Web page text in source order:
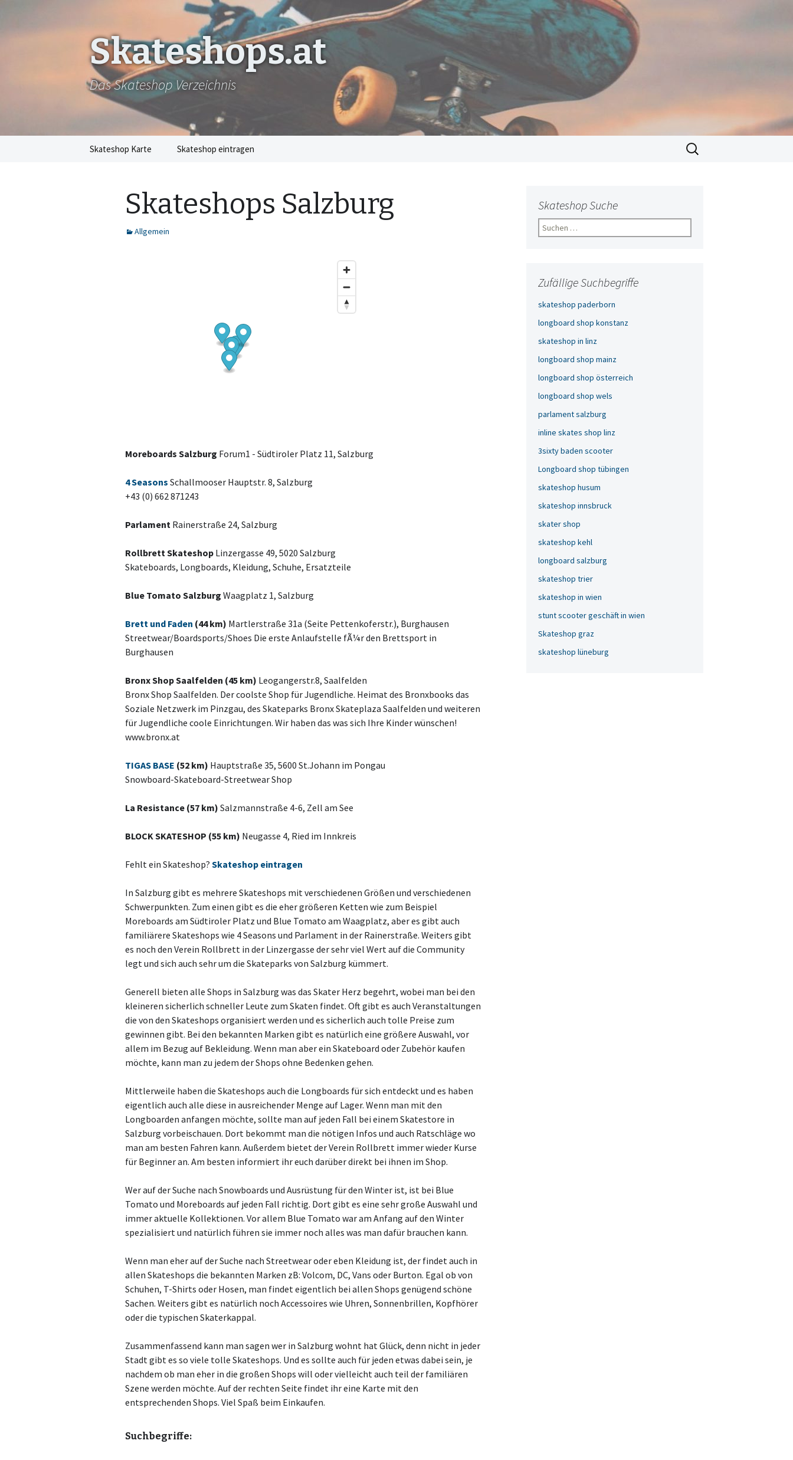
Skateshops.at
Das Skateshop Verzeichnis
Skateshop Karte Skateshop eintragen
Suchen
nach:
Skateshops Salzburg
Allgemein
Moreboards Salzburg Forum1 - Südtiroler Platz 11, Salzburg
4 Seasons Schallmooser Hauptstr. 8, Salzburg
+43 (0) 662 871243
Parlament Rainerstraße 24, Salzburg
Rollbrett Skateshop Linzergasse 49, 5020 Salzburg
Skateboards, Longboards, Kleidung, Schuhe, Ersatzteile
Blue Tomato Salzburg Waagplatz 1, Salzburg
Brett und Faden (44 km) Martlerstraße 31a (Seite Pettenkoferstr.), Burghausen
Streetwear/Boardsports/Shoes Die erste Anlaufstelle fÃ¼r den Brettsport in
Burghausen
Bronx Shop Saalfelden (45 km) Leogangerstr.8, Saalfelden
Bronx Shop Saalfelden. Der coolste Shop für Jugendliche. Heimat des Bronxbooks das
Soziale Netzwerk im Pinzgau, des Skateparks Bronx Skateplaza Saalfelden und weiteren
für Jugendliche coole Einrichtungen. Wir haben das was sich Ihre Kinder wünschen!
www.bronx.at
TIGAS BASE (52 km) Hauptstraße 35, 5600 St.Johann im Pongau
Snowboard-Skateboard-Streetwear Shop
La Resistance (57 km) Salzmannstraße 4-6, Zell am See
BLOCK SKATESHOP (55 km) Neugasse 4, Ried im Innkreis
Fehlt ein Skateshop? Skateshop eintragen
In Salzburg gibt es mehrere Skateshops mit verschiedenen Größen und verschiedenen
Schwerpunkten. Zum einen gibt es die eher größeren Ketten wie zum Beispiel
Moreboards am Südtiroler Platz und Blue Tomato am Waagplatz, aber es gibt auch
familiärere Skateshops wie 4 Seasons und Parlament in der Rainerstraße. Weiters gibt
es noch den Verein Rollbrett in der Linzergasse der sehr viel Wert auf die Community
legt und sich auch sehr um die Skateparks von Salzburg kümmert.
Generell bieten alle Shops in Salzburg was das Skater Herz begehrt, wobei man bei den
kleineren sicherlich schneller Leute zum Skaten findet. Oft gibt es auch Veranstaltungen
die von den Skateshops organisiert werden und es sicherlich auch tolle Preise zum
gewinnen gibt. Bei den bekannten Marken gibt es natürlich eine größere Auswahl, vor
allem im Bezug auf Bekleidung. Wenn man aber ein Skateboard oder Zubehör kaufen
möchte, kann man zu jedem der Shops ohne Bedenken gehen.
Mittlerweile haben die Skateshops auch die Longboards für sich entdeckt und es haben
eigentlich auch alle diese in ausreichender Menge auf Lager. Wenn man mit den
Longboarden anfangen möchte, sollte man auf jeden Fall bei einem Skatestore in
Salzburg vorbeischauen. Dort bekommt man die nötigen Infos und auch Ratschläge wo
man am besten Fahren kann. Außerdem bietet der Verein Rollbrett immer wieder Kurse
für Beginner an. Am besten informiert ihr euch darüber direkt bei ihnen im Shop.
Wer auf der Suche nach Snowboards und Ausrüstung für den Winter ist, ist bei Blue
Tomato und Moreboards auf jeden Fall richtig. Dort gibt es eine sehr große Auswahl und
immer aktuelle Kollektionen. Vor allem Blue Tomato war am Anfang auf den Winter
spezialisiert und natürlich führen sie immer noch alles was man dafür brauchen kann.
Wenn man eher auf der Suche nach Streetwear oder eben Kleidung ist, der findet auch in
allen Skateshops die bekannten Marken zB: Volcom, DC, Vans oder Burton. Egal ob von
Schuhen, T-Shirts oder Hosen, man findet eigentlich bei allen Shops genügend schöne
Sachen. Weiters gibt es natürlich noch Accessoires wie Uhren, Sonnenbrillen, Kopfhörer
oder die typischen Skaterkappal.
Zusammenfassend kann man sagen wer in Salzburg wohnt hat Glück, denn nicht in jeder
Stadt gibt es so viele tolle Skateshops. Und es sollte auch für jeden etwas dabei sein, je
nachdem ob man eher in die großen Shops will oder vielleicht auch teil der familiären
Szene werden möchte. Auf der rechten Seite findet ihr eine Karte mit den
entsprechenden Shops. Viel Spaß beim Einkaufen.
Suchbegriffe:
Skateshop Suche
Suchen
nach:
Zufällige Suchbegriffe
skateshop paderborn
longboard shop konstanz
skateshop in linz
longboard shop mainz
longboard shop österreich
longboard shop wels
parlament salzburg
inline skates shop linz
3sixty baden scooter
Longboard shop tübingen
skateshop husum
skateshop innsbruck
skater shop
skateshop kehl
longboard salzburg
skateshop trier
skateshop in wien
stunt scooter geschäft in wien
Skateshop graz
skateshop lüneburg